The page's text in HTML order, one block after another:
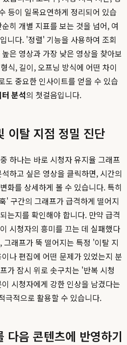
등이 일목요연하게 정리되어 있습
히 개별 지표를 보는 것을 넘어, 여
니다. '정렬' 기능을 사용하여 조회
은 영상과 가장 낮은 영상을 찾아보
식, 길이, 오프닝 방식에 어떤 차이
도 중요한 인사이트를 얻을 수 있습
분석의 첫걸음입니다.
이탈 지점 정밀 진단
하나는 바로 시청자 유지율 그래프
하고 싶은 영상을 클릭하면, 시간의
화를 상세하게 볼 수 있습니다. 특히
' 구간의 그래프가 급격하게 떨어지
는지를 확인해야 합니다. 만약 급격
시청자의 흥미를 끄는 데 실패했다
래프가 뚝 떨어지는 특정 '이탈 지
나 편집에 어떤 문제가 있었는지 분
가 잠시 위로 솟구치는 '반복 시청
시청자에게 강한 인상을 남겼다는
극적으로 활용할 수 있습니다.
다음 콘텐츠에 반영하기